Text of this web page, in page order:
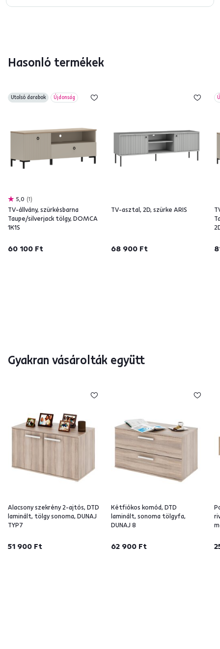
Hasonló termékek
Utolsó darabok Újdonság
5,0 1
TV-állvány, szürkésbarna
Taupe/silverjack tölgy, DOMCA
1K1S
60 100 Ft
TV-asztal, 2D, szürke ARIS
68 900 Ft
Gyakran vásárolták együtt
Alacsony szekrény 2-ajtós, DTD
laminált, tölgy sonoma, DUNAJ
TYP7
51 900 Ft
Kétfiókos komód, DTD
laminált, sonoma tölgyfa,
DUNAJ 8
62 900 Ft